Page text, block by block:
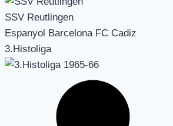
SSV Reutlingen
Espanyol Barcelona FC Cadiz
3.Histoliga